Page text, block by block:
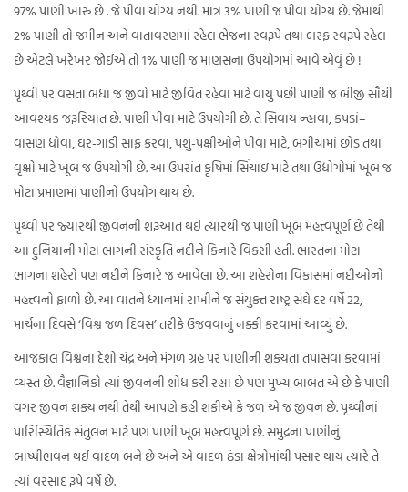
97% પાણી ખારું છે . જે પીવા યોગ્ય નથી. માત્ર 3% પાણી જ પીવા યોગ્ય છે. જેમાંથી
2% પાણી તો જમીન અને વાતાવરણમાં રહેલ ભેજના સ્વરૂપે તથા બરફ સ્વરૂપે રહેલ
છે એટલે ખરેખર જોઈએ તો 1% પાણી જ માણસના ઉપયોગમાં આવે એવું છે !
પૃથ્વી પર વસતા બધા જ જીવો માટે જીવિત રહેવા માટે વાયુ પછી પાણી જ બીજી સૌથી
આવશ્યક જરૂરિયાત છે. પાણી પીવા માટે ઉપયોગી છે. તે સિવાય ન્હાવા, કપડાં–
વાસણ ધોવા, ઘર-ગાડી સાફ કરવા, પશુ-પક્ષીઓને પીવા માટે, બગીચામાં છોડ તથા
વૃક્ષો માટે ખૂબ જ ઉપયોગી છે. આ ઉપરાંત કૃષિમાં સિંચાઇ માટે તથા ઉદ્યોગોમાં ખૂબ જ
મોટા પ્રમાણમાં પાણીનો ઉપયોગ થાય છે.
પૃથ્વી પર જ્યારથી જીવનની શરૂઆત થઈ ત્યારથી જ પાણી ખૂબ મહત્ત્વપૂર્ણ છે તેથી
આ દુનિયાની મોટા ભાગની સંસ્કૃતિ નદીને કિનારે વિકસી હતી. ભારતના મોટા
ભાગના શહેરો પણ નદીને કિનારે જ આવેલા છે. આ શહેરોના વિકાસમાં નદીઓનો
મહત્ત્વનો ફાળો છે. આ વાતને ધ્યાનમાં રાખીને જ સંયુક્ત રાષ્ટ્ર સંઘે દર વર્ષે 22,
માર્ચના દિવસે ‘વિશ્વ જળ દિવસ’ તરીકે ઉજવવાનું નક્કી કરવામાં આવ્યું છે.
આજકાલ વિશ્વના દેશો ચંદ્ર અને મંગળ ગ્રહ પર પાણીની શક્યતા તપાસવા કરવામાં
વ્યસ્ત છે. વૈજ્ઞાનિકો ત્યાં જીવનની શોધ કરી રહ્યા છે પણ મુખ્ય બાબત એ છે કે પાણી
વગર જીવન શક્ય નથી તેથી આપણે કહી શકીએ કે જળ એ જ જીવન છે. પૃથ્વીનાં
પારિસ્થિતિક સંતુલન માટે પણ પાણી ખૂબ મહત્ત્વપૂર્ણ છે. સમુદ્રના પાણીનું
બાષ્પીભવન થઈ વાદળ બને છે અને એ વાદળ ઠંડા ક્ષેત્રોમાંથી પસાર થાય ત્યારે તે
ત્યાં વરસાદ રૂપે વર્ષે છે.